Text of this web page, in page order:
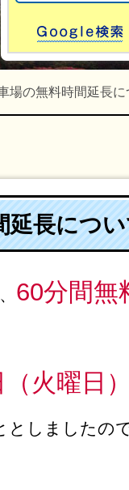
場の無料時間延長に
長につい
60分間無
火曜日）
と しましたの